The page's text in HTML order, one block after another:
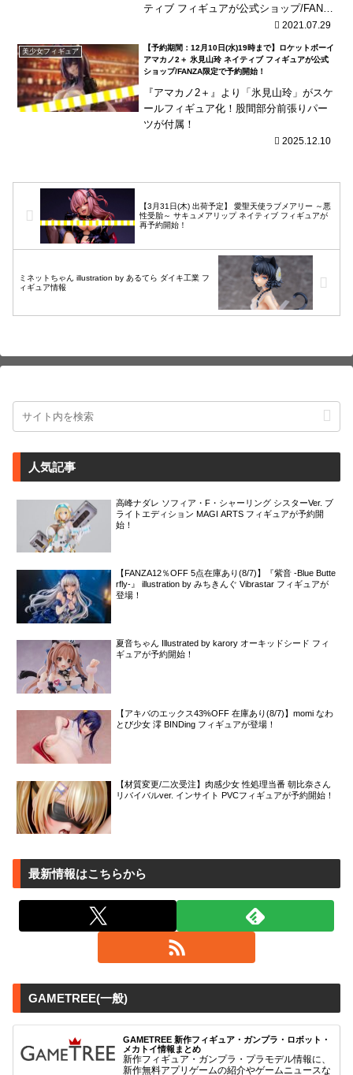
ティブ フィギュアが公式ショップ/FANZ
A限定で登場！『島田フミカネ』先生によ
館...
2021.07.29
美少女フィギュア
【予約期間：12月10日(水)19時まで】ロケットボーイ
アマカノ2＋ 氷見山玲 ネイティブ フィギュアが公式
ショップ/FANZA限定で予約開始！
『アマカノ2＋』より「氷見山玲」がスケ
ールフィギュア化！股間部分前張りパー
ツが付属！
2025.12.10
【3月31日(木) 出荷予定】 愛聖天使ラブメアリー ～悪
性受胎～ サキュメアリップ ネイティブ フィギュアが
再予約開始！
ミネットちゃん illustration by あるてら ダイキ工業 フ
ィギュア情報
人気記事
高峰ナダレ ソフィア・F・シャーリング シスターVer. ブ
ライトエディション MAGI ARTS フィギュアが予約開
始！
【FANZA12％OFF 5点在庫あり(8/7)】『紫音 -Blue Butte
rfly-』 illustration by みちきんぐ Vibrastar フィギュアが
登場！
夏音ちゃん Illustrated by karory オーキッドシード フィ
ギュアが予約開始！
【アキバのエックス43%OFF 在庫あり(8/7)】momi なわ
とび少女 澪 BINDing フィギュアが登場！
【材質変更/二次受注】肉感少女 性処理当番 朝比奈さん
リバイバルver. インサイト PVCフィギュアが予約開始！
最新情報はこちらから
GAMETREE(一般)
GAMETREE 新作フィギュア・ガンプラ・ロボット・
メカトイ情報まとめ
新作フィギュア・ガンプラ・プラモデル情報に、
新作無料アプリゲームの紹介やゲームニュースな